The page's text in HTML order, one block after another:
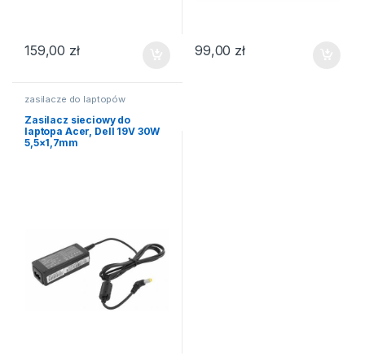
159,00 zł 99,00 zł
zasilacze do laptopów
Zasilacz sieciowy do
laptopa Acer, Dell 19V 30W
5,5×1,7mm